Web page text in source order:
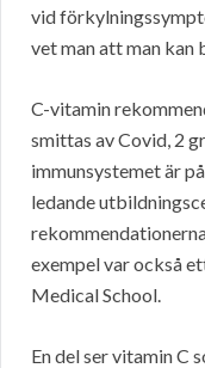
vid
vet man att man kan
C-vitamin
smittas av Covid, 2
immunsystemet är
ledande
exempel var också
Medical School.
En del ser vitamin C